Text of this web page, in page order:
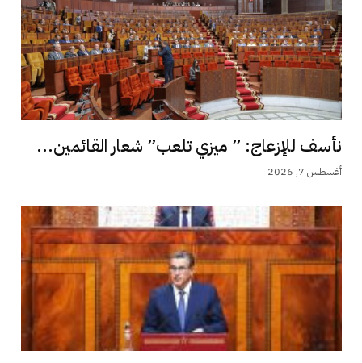
نأسف للإزعاج: ” ميزي تلعب” شعار القائمين...
أغسطس 7, 2026